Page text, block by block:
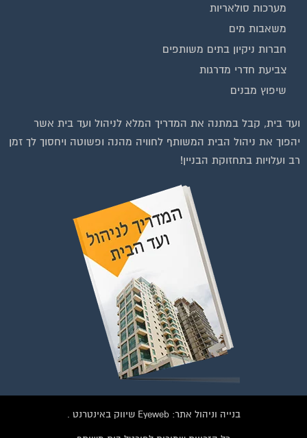
מערכות סולאריות
משאבות מים
חברות ניקיון בתים משותפים
צביעת חדרי מדרגות
שיפוץ מבנים
ועד בית, קבל במתנה את המדריך המלא לניהול ועד בית אשר
יהפוך את ניהול הבית המשותף לחוויה מהנה ופשוטה ויחסוך לך זמן
רב ועלויות בתחזוקת הבניין!
בנייה וניהול אתר: Eyeweb שיווק באינטרנט .
לחצו על התמונה או על הכפתור ושלחו בקשת הצטרפות בדף
הקבוצה
לחץ למעבר לקבוצה